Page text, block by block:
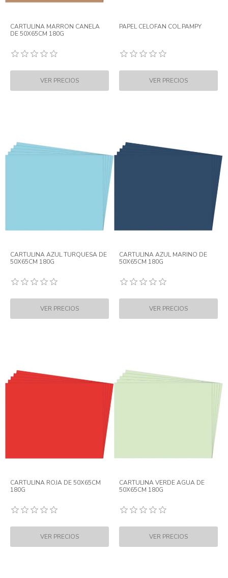
CARTULINA MARRON CANELA
DE 50X65CM 180G
PAPEL CELOFAN COL.PAMPY
CARTULINA AZUL TURQUESA DE
50X65CM 180G
CARTULINA AZUL MARINO DE
50X65CM 180G
CARTULINA ROJA DE 50X65CM
180G
CARTULINA VERDE AGUA DE
50X65CM 180G